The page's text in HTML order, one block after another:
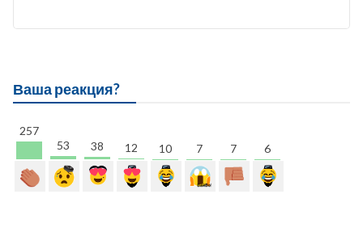
Ваша реакция?
257
53
38 12 10 7 7 6